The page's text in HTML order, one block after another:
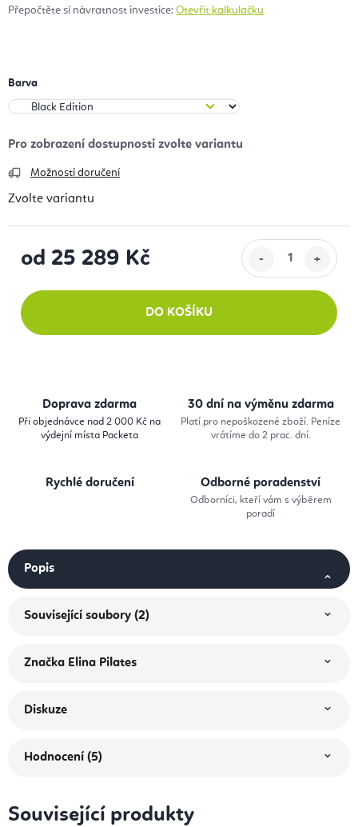
Přepočtěte si návratnost investice: Otevřít kalkulačku
Barva
Možnosti doručení
Zvolte variantu
od 25 289 Kč
DO KOŠÍKU
Doprava zdarma
Při objednávce nad 2 000 Kč na
výdejní místa Packeta
30 dní na výměnu zdarma
Platí pro nepoškozené zboží. Peníze
vrátíme do 2 prac. dní.
Rychlé doručení Odborné poradenství
Odborníci, kteří vám s výběrem
poradí
Popis
Související soubory (2)
Značka Elina Pilates
Diskuze
Hodnocení (5)
Související produkty